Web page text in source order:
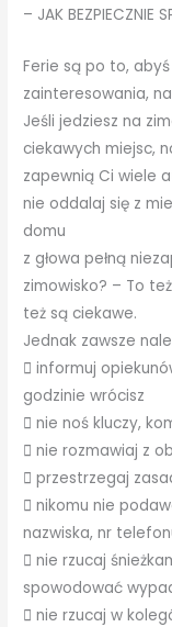
– JAK BEZPIECZNIE
Ferie są po to, abyś
zainteresowania,
Jeśli jedziesz na
ciekawych miejsc,
zapewnią Ci wiele
nie oddalaj się z
domu
z głowa pełną
zimowisko? – To
też są ciekawe.
Jednak zawsze
 informuj
godzinie wrócisz
 nie noś kluczy,
 nie rozmawiaj z
 przestrzegaj
 nikomu nie
nazwiska, nr
 nie rzucaj
spowodować
 nie rzucaj w